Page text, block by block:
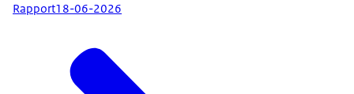
Rapport18-06-2026